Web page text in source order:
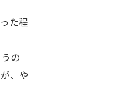
た程
の
、や